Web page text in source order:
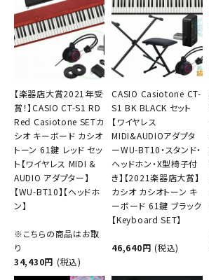
【楽器店大賞2021年受
賞！】CASIO CT-S1 RD
Red Casiotone SETカ
シオ キーボード カシオ
トーン 61鍵 レッド セッ
ト【ワイヤレス MIDI &
AUDIO アダプター】
【WU-BT10】【ヘッドホ
ン】
※こちらの商品はお取
り
34,430円 (税込)
CASIO Casiotone CT-
S1 BK BLACK セット
【ワイヤレス
MIDI&AUDIOアダプタ
ーWU-BT10・スタンド・
ヘッドホン・X型椅子付
き】【2021楽器店大賞】
カシオ カシオトーン キ
ーボード 61鍵 ブラック
【Keyboard SET】
46,640円 (税込)